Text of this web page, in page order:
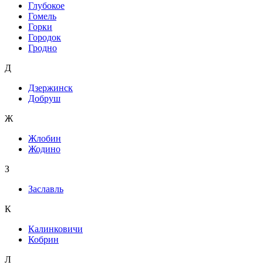
Глубокое
Гомель
Горки
Городок
Гродно
Д
Дзержинск
Добруш
Ж
Жлобин
Жодино
З
Заславль
К
Калинковичи
Кобрин
Л